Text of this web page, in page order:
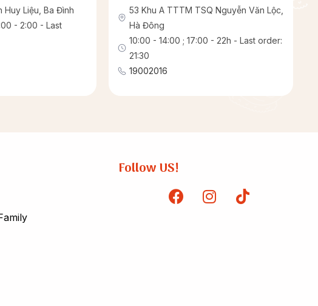
Huy Liệu, Ba Đình
- 2:00 - Last
53 Khu A TTTM TSQ Nguyễn Văn Lộc,
Hà Đông
10:00 - 14:00 ; 17:00 - 22h - Last order:
21:30
19002016
Follow US!